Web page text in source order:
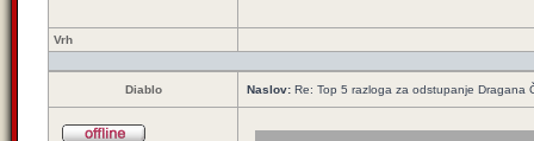
Vrh
Diablo Naslov: Re: Top 5 razloga za odstupanje Dragana